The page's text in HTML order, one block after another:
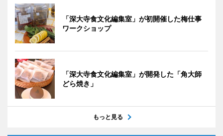
「深大寺食文化編集室」が初開催した梅仕事
ワークショップ
「深大寺食文化編集室」が開発した「角大師
どら焼き」
もっと見る